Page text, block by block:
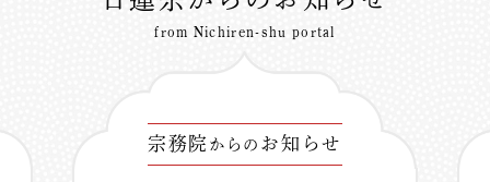
from Nichiren-shu portal
宗務院 からの お知らせ